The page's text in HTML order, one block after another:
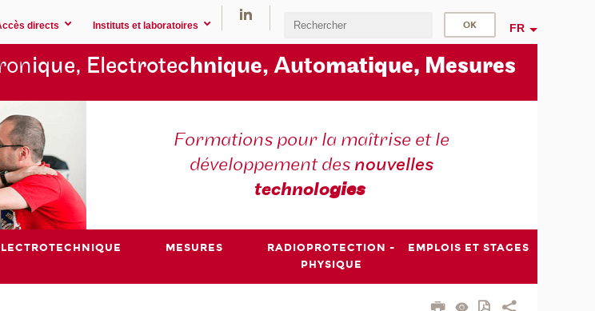
directs Instituts et laboratoires FR
ique, Electrotechnique, Automatique, Mesures
Formations pour la maîtrise et le
développement des nouvelles
technologies
MESURES
RADIOPROTECTION -
PHYSIQUE
EMPLOIS ET STAGES